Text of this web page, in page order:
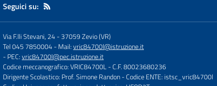
Seguici su:
Via F.lli Stevani, 24-37059 Zevio (VR)
Tel 045 7850004- Mail:vric84700l@istruzione.it
- PEC:vric84700l@pec.istruzione.it
Codice meccanografico: VRIC84700L- C.F. 80023680236
Dirigente Scolastico: Prof. Simone Randon- Codice ENTE: istsc_vric84700l